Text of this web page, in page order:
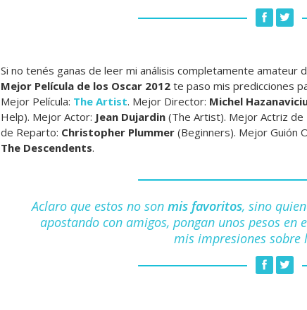
Si no tenés ganas de leer mi análisis completamente amateur
Mejor Película de los Oscar 2012 te paso mis predicciones
Mejor Película: The Artist. Mejor Director: Michel
Help). Mejor Actor: Jean Dujardin (The Artist). Mejor Actriz de
de Reparto: Christopher Plummer (Beginners). Mejor Guión
The Descendents.
Aclaro que estos no son mis favoritos, sino
apostando con amigos, pongan unos pesos en
mis impresiones sobre